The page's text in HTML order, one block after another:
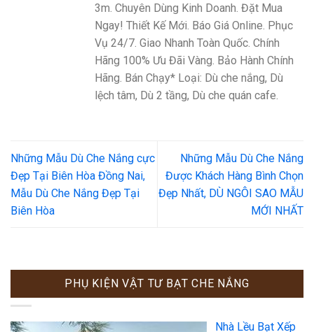
3m. Chuyên Dùng Kinh Doanh. Đặt Mua
Ngay! Thiết Kế Mới. Báo Giá Online. Phục
Vụ 24/7. Giao Nhanh Toàn Quốc. Chính
Hãng 100% Ưu Đãi Vàng. Bảo Hành Chính
Hãng. Bán Chạy* Loại: Dù che nắng, Dù
lệch tâm, Dù 2 tầng, Dù che quán cafe.
Những Mẫu Dù Che Nắng cực
Đẹp Tại Biên Hòa Đồng Nai,
Mẫu Dù Che Nắng Đẹp Tại
Biên Hòa
Những Mẫu Dù Che Nắng
Được Khách Hàng Bình Chọn
Đẹp Nhất, DÙ NGÔI SAO MẪU
MỚI NHẤT
PHỤ KIỆN VẬT TƯ BẠT CHE NẮNG
Nhà Lều Bạt Xếp